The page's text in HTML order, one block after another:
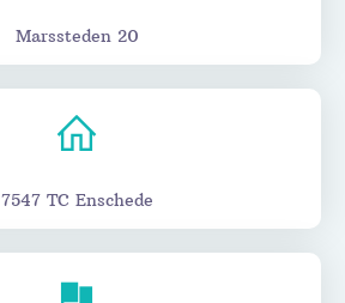
Marssteden 20
7547 TC Enschede